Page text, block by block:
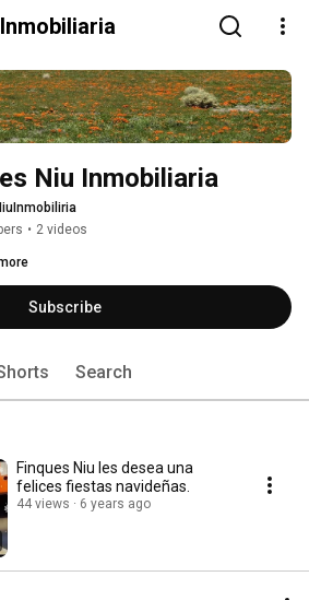
Niu Inmobiliaria
• 2 videos
Subscribe
Search
Finques Niu les desea una
felices fiestas navideñas.
44 views 6 years ago